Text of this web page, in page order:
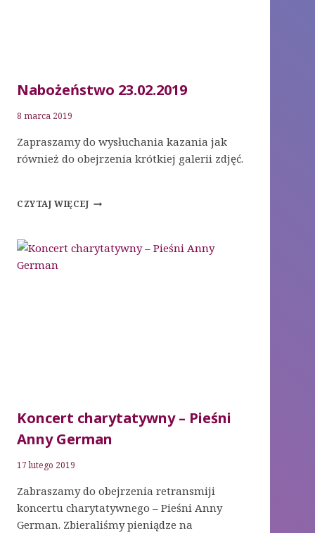
Nabożeństwo 23.02.2019
8 marca 2019
Zapraszamy do wysłuchania kazania jak
również do obejrzenia krótkiej galerii zdjęć.
CZYTAJ WIĘCEJNABOŻEŃSTWO
Koncert charytatywny – Pieśni
Anny German
17 lutego 2019
Zabraszamy do obejrzenia retransmiji
koncertu charytatywnego – Pieśni Anny
German. Zbieraliśmy pieniądze na